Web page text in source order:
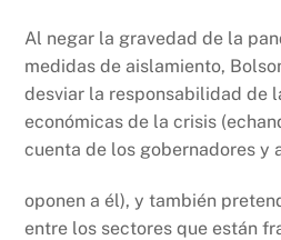
Al negar la gravedad de la
medidas de aislamiento,
desviar la responsabilidad de
económicas de la crisis
cuenta de los gobernadores y
oponen a él), y también
entre los sectores que están